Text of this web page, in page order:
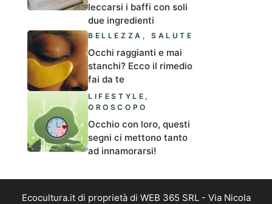
leccarsi i baffi con soli
due ingredienti
BELLEZZA ,SALUTE
Occhi raggianti e mai
stanchi? Ecco il rimedio
fai da te
LIFESTYLE ,
OROSCOPO
Occhio con loro, questi
segni ci mettono tanto
ad innamorarsi!
Ecocultura.it di proprietà di WEB 365 SRL - Via Nicola